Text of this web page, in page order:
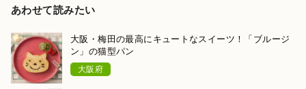
あわせて読みたい
大阪・梅田の最高にキュートなスイーツ！「ブルージ
ン」の猫型パン
大阪府